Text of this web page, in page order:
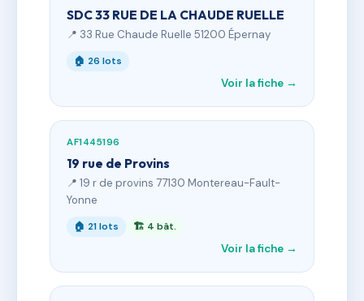
SDC 33 RUE DE LA CHAUDE RUELLE
📍 33 Rue Chaude Ruelle 51200 Épernay
🏠 26 lots
Voir la fiche →
AF1445196
19 rue de Provins
📍 19 r de provins 77130 Montereau-Fault-
Yonne
🏠 21 lots 🏗 4 bât.
Voir la fiche →